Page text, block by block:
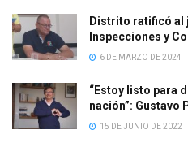
Distrito ratificó al
Inspecciones y
6 DE MARZO DE 2024
“Estoy listo para
nación”: Gustavo
15 DE JUNIO DE 2022